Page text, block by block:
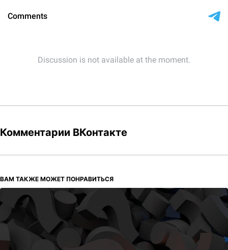
Комментарии ВКонтакте
ВАМ ТАКЖЕ МОЖЕТ ПОНРАВИТЬСЯ